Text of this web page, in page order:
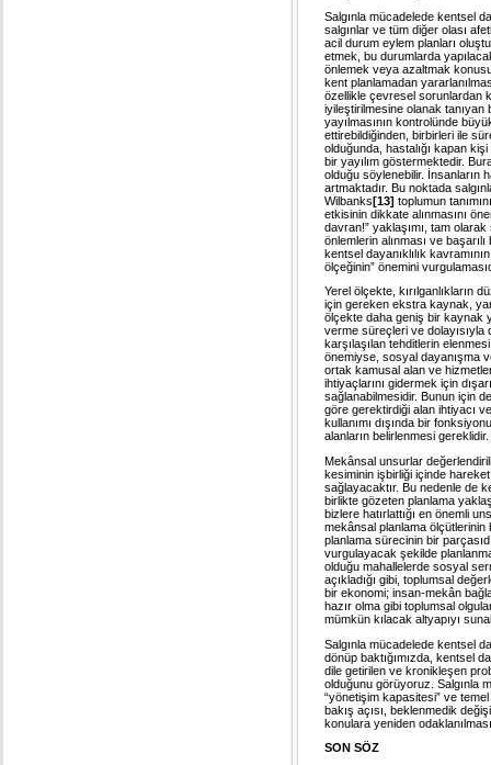
Salgınla mücadelede kentsel
salgınlar ve tüm diğer olası
acil durum eylem planları
etmek, bu durumlarda
önlemek veya azaltmak
kent planlamadan
özellikle çevresel sorunlardan
iyileştirilmesine olanak tanıyan
yayılmasının kontrolünde
ettirebildiğinden, birbirleri ile
olduğunda, hastalığı kapan
bir yayılım göstermektedir.
olduğu söylenebilir. İnsanların
artmaktadır. Bu noktada
Wilbanks[13] toplumun
etkisinin dikkate alınmasını
davran!” yaklaşımı, tam
önlemlerin alınması ve
kentsel dayanıklılık
ölçeğinin” önemini
Yerel ölçekte, kırılganlıkların
için gereken ekstra kaynak,
ölçekte daha geniş bir kaynak
verme süreçleri ve dolayısıyla
karşılaşılan tehditlerin
önemiyse, sosyal dayanışma
ortak kamusal alan ve
ihtiyaçlarını gidermek için
sağlanabilmesidir. Bunun için
göre gerektirdiği alan ihtiyacı
kullanımı dışında bir
alanların belirlenmesi gereklidir.
Mekânsal unsurlar
kesiminin işbirliği içinde hareket
sağlayacaktır. Bu nedenle de
birlikte gözeten planlama
bizlere hatırlattığı en önemli
mekânsal planlama ölçütlerinin
planlama sürecinin bir
vurgulayacak şekilde
olduğu mahallelerde sosyal
açıkladığı gibi, toplumsal
bir ekonomi; insan-mekân
hazır olma gibi toplumsal
mümkün kılacak altyapıyı
Salgınla mücadelede kentsel
dönüp baktığımızda, kentsel
dile getirilen ve kronikleşen
olduğunu görüyoruz. Salgınla
“yönetişim kapasitesi” ve
bakış açısı, beklenmedik
konulara yeniden
SON SÖZ